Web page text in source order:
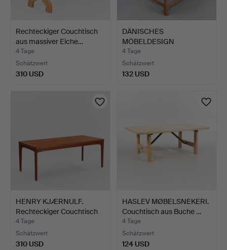
Rechteckiger Couchtisch
aus massiver Eiche…
4 Tage
Schätzwert
310 USD
DÄNISCHES
MÖBELDESIGN
Beistelltisch aus ma…
4 Tage
Schätzwert
132 USD
HENRY KJÆRNULF.
Rechteckiger Couchtisch
au…
4 Tage
Schätzwert
310 USD
HASLEV MØBELSNEKERI.
Couchtisch aus Buche …
4 Tage
Schätzwert
124 USD